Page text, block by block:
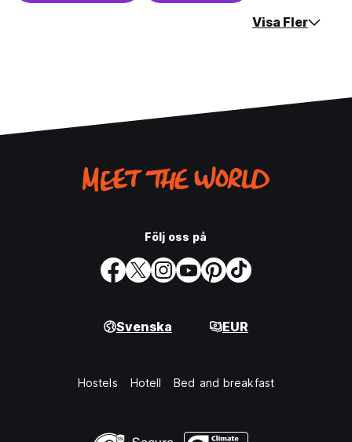
Visa Fler
Följ oss på
Svenska EUR
Hostels Hotell Bed and breakfast